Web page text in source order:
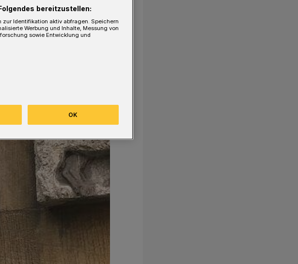
bereitzustellen:
Identifikation aktiv abfragen. Speichern
Werbung und Inhalte, Messung von
sowie Entwicklung und
OK